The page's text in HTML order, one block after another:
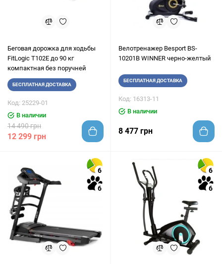
Беговая дорожка для ходьбы
FitLogic T102E до 90 кг
компактная без поручней
БЕСПЛАТНАЯ ДОСТАВКА
Код: 25229-01
В наличии
14 490 грн
12 299 грн
Велотренажер Besport BS-
10201B WINNER черно-желтый
БЕСПЛАТНАЯ ДОСТАВКА
Код: 16313-11
В наличии
8 477 грн
6
6
6
6